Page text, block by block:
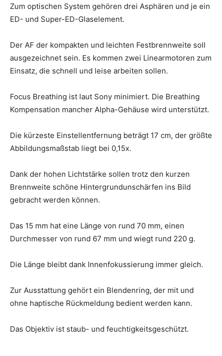
Zum optischen System gehören drei Asphären und je ein
ED- und Super-ED-Glaselement.
Der AF der kompakten und leichten Festbrennweite soll
ausgezeichnet sein. Es kommen zwei Linearmotoren zum
Einsatz, die schnell und leise arbeiten sollen.
Focus Breathing ist laut Sony minimiert. Die Breathing
Kompensation mancher Alpha-Gehäuse wird unterstützt.
Die kürzeste Einstellentfernung beträgt 17 cm, der größte
Abbildungsmaßstab liegt bei 0,15x.
Dank der hohen Lichtstärke sollen trotz den kurzen
Brennweite schöne Hintergrundunschärfen ins Bild
gebracht werden können.
Das 15 mm hat eine Länge von rund 70 mm, einen
Durchmesser von rund 67 mm und wiegt rund 220 g.
Die Länge bleibt dank Innenfokussierung immer gleich.
Zur Ausstattung gehört ein Blendenring, der mit und
ohne haptische Rückmeldung bedient werden kann.
Das Objektiv ist staub- und feuchtigkeitsgeschützt.